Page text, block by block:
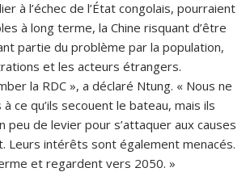
à l’échec de l’État congolais, pourraient
à long terme, la Chine risquant d’être
partie du problème par la population,
et les acteurs étrangers.
la RDC », a déclaré Ntung. « Nous ne
ce qu’ils secouent le bateau, mais ils
peu de levier pour s’attaquer aux causes
Leurs intérêts sont également menacés.
et regardent vers 2050. »